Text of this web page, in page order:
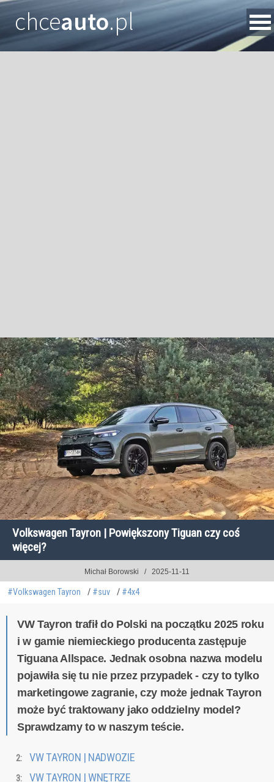
chceauto.pl
Volkswagen Tayron | Powiększony Tiguan czy coś
więcej?
Michał Borowski 2025-11-11
#Volkswagen Tayron #suv #4x4
VW Tayron trafił do Polski na początku 2025 roku
i w gamie niemieckiego producenta zastępuje
Tiguana Allspace. Jednak osobna nazwa modelu
pojawiła się tu nie przez przypadek - czy to tylko
marketingowe zagranie, czy może jednak Tayron
może być traktowany jako oddzielny model?
Sprawdzamy to w naszym teście.
VW TAYRON | NADWOZIE
VW TAYRON | WNĘTRZE